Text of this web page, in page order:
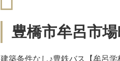
豊橋市牟呂市
建築条件なし♪豊鉄バス【牟呂